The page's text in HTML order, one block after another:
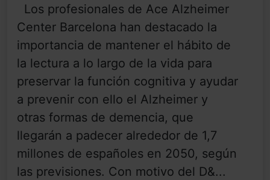
Los profesionales de Ace Alzheimer
Center Barcelona han destacado la
importancia de mantener el hábito de
la lectura a lo largo de la vida para
preservar la función cognitiva y ayudar
a prevenir con ello el Alzheimer y
otras formas de demencia, que
llegarán a padecer alrededor de 1,7
millones de españoles en 2050, según
las previsiones. Con motivo del D&...